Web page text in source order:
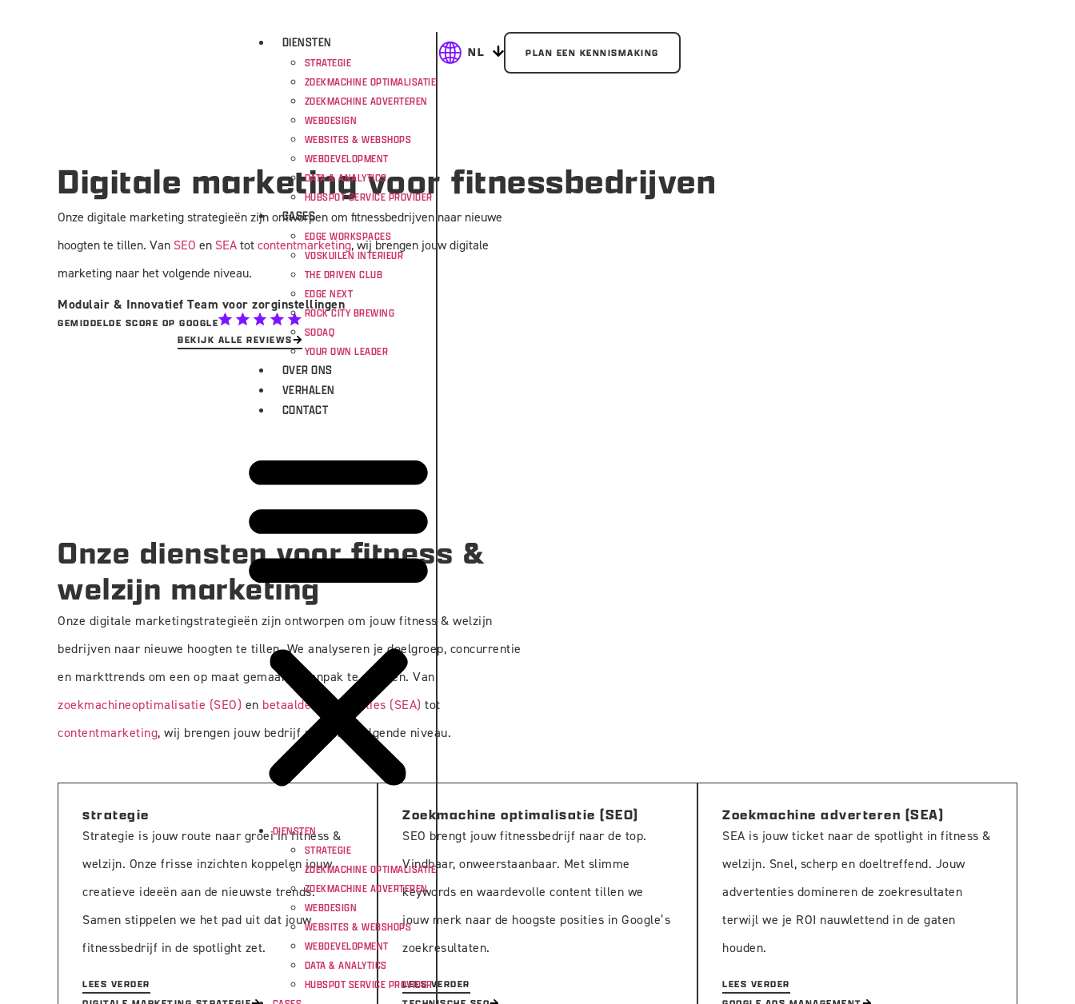
DIENSTEN
STRATEGIE
ZOEKMACHINE OPTIMALISATIE
ZOEKMACHINE ADVERTEREN
WEBDESIGN
WEBSITES & WEBSHOPS
WEBDEVELOPMENT
DATA & ANALYTICS
HUBSPOT SERVICE PROVIDER
CASES
EDGE WORKSPACES
VOSKUILEN INTERIEUR
THE DRIVEN CLUB
EDGE NEXT
ROCK CITY BREWING
SODAQ
YOUR OWN LEADER
OVER ONS
VERHALEN
CONTACT
DIENSTEN
STRATEGIE
ZOEKMACHINE OPTIMALISATIE
ZOEKMACHINE ADVERTEREN
WEBDESIGN
WEBSITES & WEBSHOPS
WEBDEVELOPMENT
DATA & ANALYTICS
HUBSPOT SERVICE PROVIDER
NL PLAN EEN KENNISMAKING
Digitale marketing voor fitnessbedrijven
Onze digitale marketing strategieën zijn ontworpen om fitnessbedrijven naar nieuwe
hoogten te tillen. Van SEO en SEAtotcontentmarketing, wij brengen jouw digitale
marketing naar het volgende niveau.
Modulair & Innovatief Team voor zorginstellingen
GEMIDDELDE SCORE OP GOOGLE
BEKIJK ALLE REVIEWS
Onze diensten voor fitness &
welzijn marketing
Onze digitale marketingstrategieën zijn ontworpen om jouw fitness & welzijn
bedrijven naar nieuwe hoogten te tillen. We analyseren je doelgroep, concurrentie
en markttrends om een op maat gemaakte aanpak te creëren. Van
zoekmachineoptimalisatie (SEO) en betaalde advertenties (SEA) tot
contentmarketing, wij brengen jouw bedrijf naar het volgende niveau.
strategie
Strategie is jouw route naar groei in fitness &
welzijn. Onze frisse inzichten koppelen jouw
creatieve ideeën aan de nieuwste trends.
Samen stippelen we het pad uit dat jouw
fitnessbedrijf in de spotlight zet.
LEES VERDER
Zoekmachine optimalisatie (SEO)
SEO brengt jouw fitnessbedrijf naar de top.
Vindbaar, onweerstaanbaar. Met slimme
keywords en waardevolle content tillen we
jouw merk naar de hoogste posities in Google’s
zoekresultaten.
LEES VERDER
Zoekmachine adverteren (SEA)
SEA is jouw ticket naar de spotlight in fitness &
welzijn. Snel, scherp en doeltreffend. Jouw
advertenties domineren de zoekresultaten
terwijl we je ROI nauwlettend in de gaten
houden.
LEES VERDER